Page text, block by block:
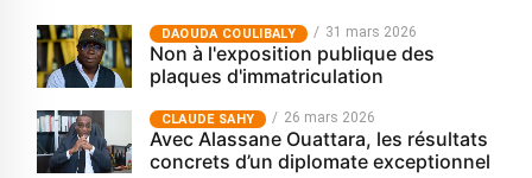
‎DAOUDA COULIBALY 31 mars 2026
Non à l'exposition publique des
plaques d'immatriculation
CLAUDE SAHY 26 mars 2026
Avec Alassane Ouattara, les résultats
concrets d’un diplomate exceptionnel